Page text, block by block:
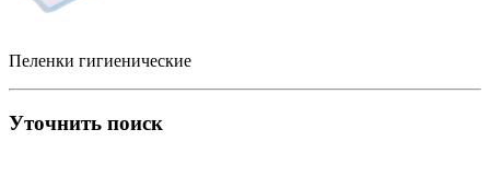
Пеленки гигиенические
Уточнить поиск